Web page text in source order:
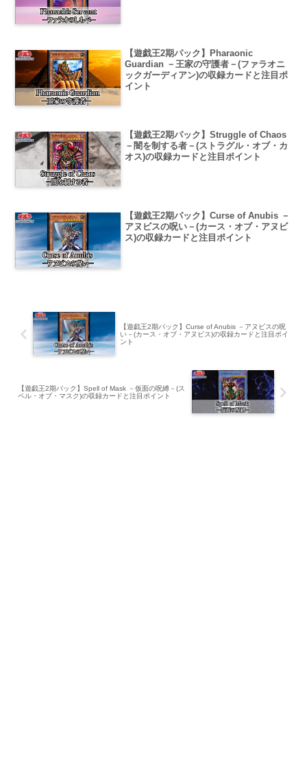
【遊戯王2期パック】Pharaonic
Guardian －王家の守護者－(ファラオニ
ックガーディアン)の収録カードと注目ポ
イント
【遊戯王2期パック】Struggle of Chaos
－闇を制する者－(ストラグル・オブ・カ
オス)の収録カードと注目ポイント
【遊戯王2期パック】Curse of Anubis －
アヌビスの呪い－(カース・オブ・アヌビ
ス)の収録カードと注目ポイント
【遊戯王2期パック】Curse of Anubis －アヌビスの呪
い－(カース・オブ・アヌビス)の収録カードと注目ポイ
ント
【遊戯王2期パック】Spell of Mask －仮面の呪縛－(ス
ペル・オブ・マスク)の収録カードと注目ポイント